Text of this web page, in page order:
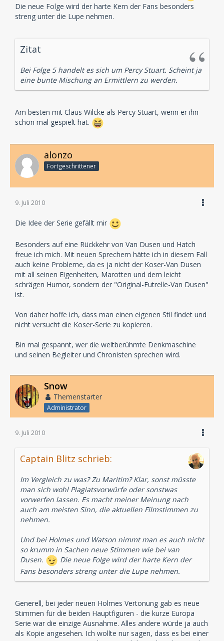
Die neue Folge wird der harte Kern der Fans besonders
streng unter die Lupe nehmen.
Zitat
Bei Folge 5 handelt es sich um Percy Stuart. Scheint ja
eine bunte Mischung an Ermittlern zu werden.
Am besten mit Claus Wilcke als Percy Stuart, wenn er ihn
schon mal gespielt hat.
alonzo
Fortgeschrittener
9. Juli 2010
Die Idee der Serie gefällt mir
Besonders auf eine Rückkehr von Van Dusen und Hatch
freue ich mich. Mit neuen Sprechern hätte ich in diesem Fall
auch keine Probleme, da es ja nicht der Koser-Van Dusen
mit all seinen Eigenheiten, Marotten und dem leicht
schrägen Humor, sondern der "Original-Futrelle-Van Dusen"
ist.
Von daher hoffe ich, dass man einen eigenen Stil findet und
nicht versucht die Koser-Serie zu kopieren.
Bin mal gespannt, wer die weltberühmte Denkmaschine
und seinen Begleiter und Chronisten sprechen wird.
Snow
Themenstarter
Administrator
9. Juli 2010
Captain Blitz schrieb:
Im Vergleich zu was? Zu Maritim? Klar, sonst müsste
man sich wohl Plagiatsvorwürfe oder sonstwas
vorwerfen lassen. Es macht meiner Meinung nach
auch am meisten Sinn, die aktuellen Filmstimmen zu
nehmen.
Und bei Holmes und Watson nimmt man es auch nicht
so krumm in Sachen neue Stimmen wie bei van
Dusen.
Die neue Folge wird der harte Kern der
Fans besonders streng unter die Lupe nehmen.
Generell, bei jeder neuen Holmes Vertonung gab es neue
Stimmen für die beiden Hauptfiguren - die kurze Europa
Serie war die einzige Ausnahme. Alles andere würde ja auch
als Kopie angesehen. Ich wollte nur sagen, dass es bei einer